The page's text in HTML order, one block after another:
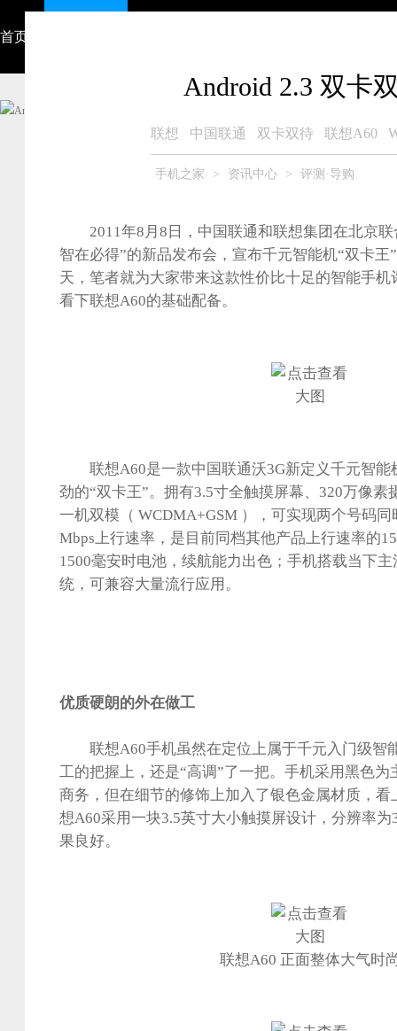
首页
Android 2.3 双卡
联想 中国联通 双卡双待 联想A60
手机之家 > 资讯中心 > 评测·导购
2011年8月8日，中国联通和联想集团在北京联
智在必得”的新品发布会，宣布千元智能机“双卡王
天，笔者就为大家带来这款性价比十足的智能手
看下联想A60的基础配备。
联想A60是一款中国联通沃3G新定义千元智能
劲的“双卡王”。拥有3.5寸全触摸屏幕、320万像素
一机双模（ WCDMA+GSM ），可实现两个号码
Mbps上行速率，是目前同档其他产品上行速率的
1500毫安时电池，续航能力出色；手机搭载当下
统，可兼容大量流行应用。
优质硬朗的外在做工
联想A60手机虽然在定位上属于千元入门级智
工的把握上，还是“高调”了一把。手机采用黑色
商务，但在细节的修饰上加入了银色金属材质，
想A60采用一块3.5英寸大小触摸屏设计，分辨率
果良好。
联想A60 正面整体大气时